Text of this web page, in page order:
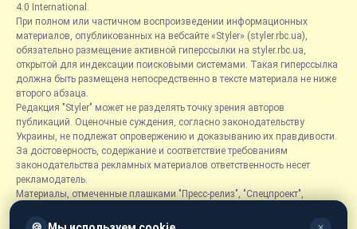
4.0 International.
При полном или частичном воспроизведении информационных
материалов, опубликованных на вебсайте «Styler» (styler.rbc.ua),
обязательно размещение активной гиперссылки на styler.rbc.ua,
открытой для индексации поисковыми системами. Такая гиперссылка
должна быть размещена непосредственно в тексте материала не ниже
второго абзаца.
Редакция "Styler" может не разделять точку зрения авторов
публикаций. Оценочные суждения, согласно законодательству
Украины, не подлежат опровержению и доказыванию их правдивости.
За достоверность, содержание и соответствие требованиям
законодательства рекламных материалов ответственность несет
рекламодатель.
Материалы, отмеченные плашками "Пресс-релиз", "Спецпроект",
размещаются на правах рекламы.